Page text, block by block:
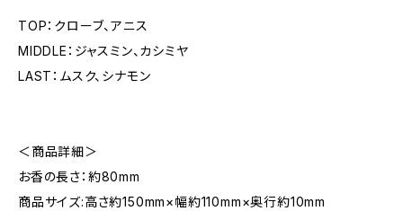
TOP：クローブ、アニス
MIDDLE：ジャスミン、カシミヤ
LAST：ムスク、シナモン
＜商品詳細＞
お香の長さ：約80mm
商品サイズ:高さ約150mm×幅約110mm×奥行約10mm